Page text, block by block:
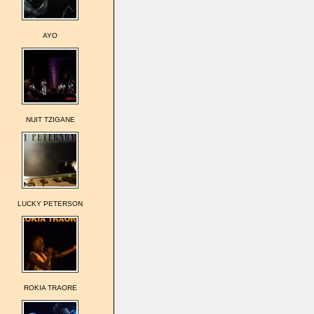
AYO
NUIT TZIGANE
LUCKY PETERSON
ROKIA TRAORE